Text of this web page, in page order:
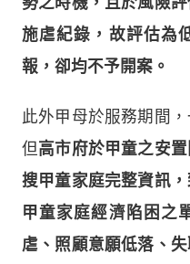
施虐紀錄，故評估為
報，卻均不予開案。
此外甲母於服務期間
但高市府於甲童之安
搜甲童家庭完整資訊
甲童家庭經濟陷困之
虐、照顧意願低落、